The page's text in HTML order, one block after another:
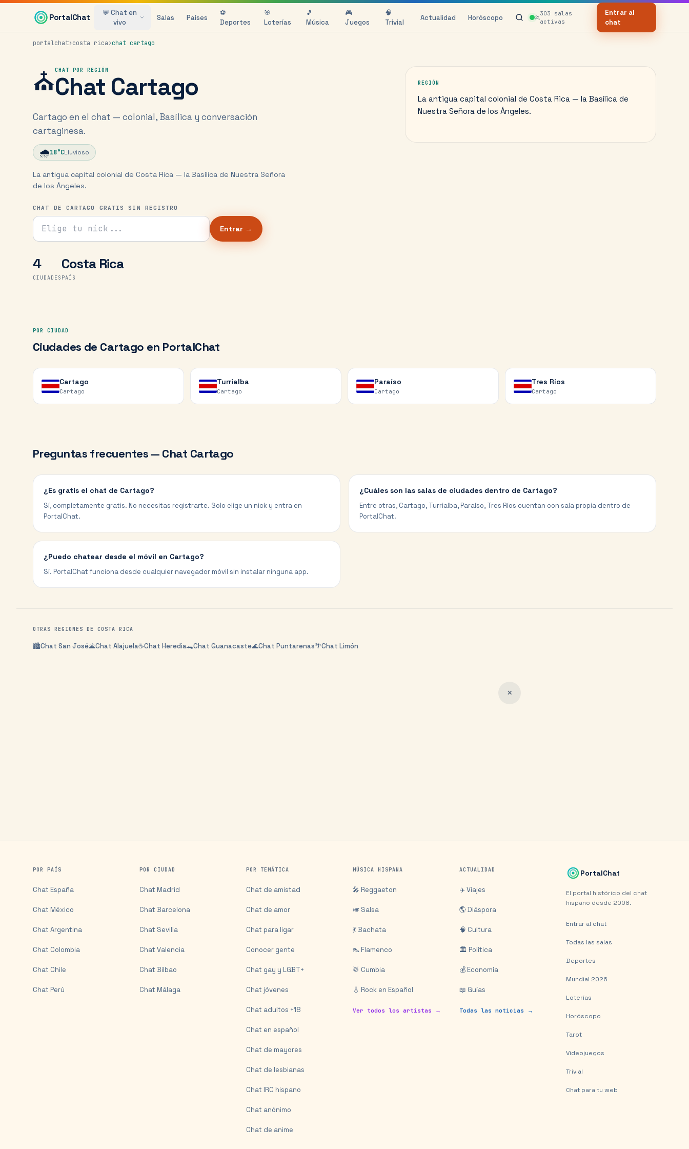
Saltar al contenido principal
PortalChat
💬 Chat en
vivo
Salas Países
⚽
Deportes
🎯
Loterías
🎵
Música
🎮
Juegos
🧠
Trivial
Actualidad Horóscopo 303 salas
activas
Entrar al
chat
portalchat›costa rica›chat cartago
⛪CHAT POR REGIÓN
Chat Cartago
Cartago en el chat — colonial, Basílica y conversación
cartaginesa.
🌧️18°CLluvioso
La antigua capital colonial de Costa Rica — la Basílica de Nuestra Señora
de los Ángeles.
CHAT DE CARTAGO GRATIS SIN REGISTRO
Tu nick para el chat
Entrar →
4
CIUDADES
Costa Rica
PAÍS
REGIÓN
La antigua capital colonial de Costa Rica — la Basílica de
Nuestra Señora de los Ángeles.
POR CIUDAD
Ciudades de Cartago en PortalChat
Cartago
Cartago
Turrialba
Cartago
Paraíso
Cartago
Tres Ríos
Cartago
Preguntas frecuentes — Chat Cartago
¿Es gratis el chat de Cartago?
Sí, completamente gratis. No necesitas registrarte. Solo elige un nick y entra en
PortalChat.
¿Cuáles son las salas de ciudades dentro de Cartago?
Entre otras, Cartago, Turrialba, Paraíso, Tres Ríos cuentan con sala propia dentro de
PortalChat.
¿Puedo chatear desde el móvil en Cartago?
Sí. PortalChat funciona desde cualquier navegador móvil sin instalar ninguna app.
OTRAS REGIONES DE COSTA RICA
🏙️Chat San José🌋Chat Alajuela☕Chat Heredia🐊Chat Guanacaste🌊Chat Puntarenas🌴Chat Limón
✕
POR PAÍS
Chat España
Chat México
Chat Argentina
Chat Colombia
Chat Chile
Chat Perú
POR CIUDAD
Chat Madrid
Chat Barcelona
Chat Sevilla
Chat Valencia
Chat Bilbao
Chat Málaga
POR TEMÁTICA
Chat de amistad
Chat de amor
Chat para ligar
Conocer gente
Chat gay y LGBT+
Chat jóvenes
Chat adultos +18
Chat en español
Chat de mayores
Chat de lesbianas
Chat IRC hispano
Chat anónimo
Chat de anime
MÚSICA HISPANA
🎤 Reggaeton
🎺 Salsa
💃 Bachata
👠 Flamenco
🥁 Cumbia
🎸 Rock en Español
Ver todos los artistas →
ACTUALIDAD
✈️ Viajes
🌎 Diáspora
🧠 Cultura
🏛️ Política
💰 Economía
📖 Guías
Todas las noticias →
PortalChat
El portal histórico del chat
hispano desde 2008.
Entrar al chat
Todas las salas
Deportes
Mundial 2026
Loterías
Horóscopo
Tarot
Videojuegos
Trivial
Chat para tu web